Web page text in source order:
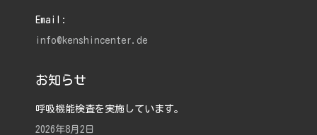
Email:
info@kenshincenter.de
お知らせ
呼吸機能検査を実施しています。
2026年8月2日